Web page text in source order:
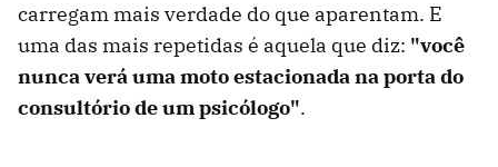
carregam mais verdade do que aparentam. E
uma das mais repetidas é aquela que diz: "você
nunca verá uma moto estacionada na porta do
consultório de um psicólogo".